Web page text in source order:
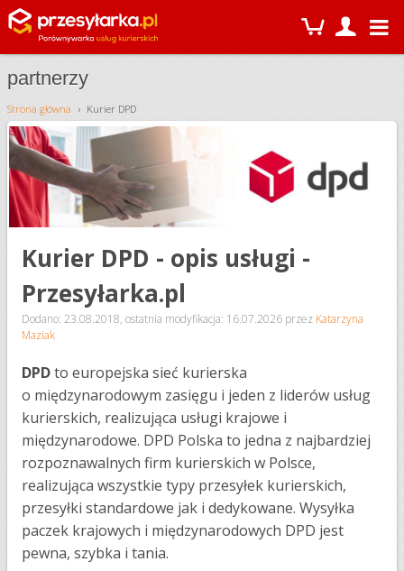
partnerzy
Strona główna Kurier DPD
Kurier DPD - opis usługi -
Przesyłarka.pl
Dodano: 23.08.2018, ostatnia modyfikacja: 16.07.2026 przez Katarzyna
Maziak
DPDto europejska sieć kurierska
o międzynarodowym zasięgu i jeden z liderów usług
kurierskich, realizująca usługi krajowe i
międzynarodowe. DPD Polska to jedna z najbardziej
rozpoznawalnych firm kurierskich w Polsce,
realizująca wszystkie typy przesyłek kurierskich,
przesyłki standardowe jak i dedykowane. Wysyłka
paczek krajowych i międzynarodowych DPD jest
pewna, szybka i tania.